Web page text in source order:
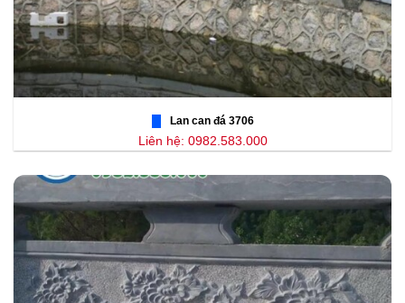
Lan can đá 3706
Liên hệ: 0982.583.000